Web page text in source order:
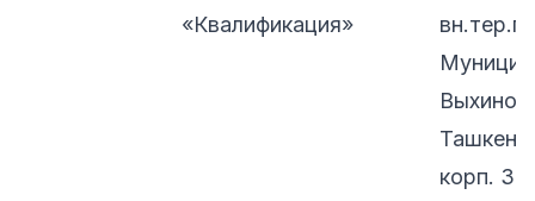
«Квалификация»
вн.тер.г.
Выхино-
корп. 3,